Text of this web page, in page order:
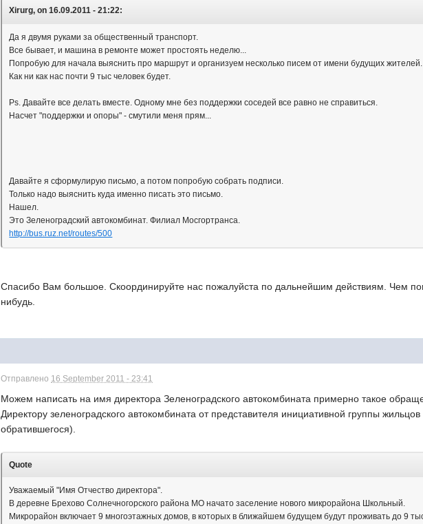
Xirurg, on 16.09.2011 - 21:22:
Да я двумя руками за общественный транспорт.
Все бывает, и машина в ремонте может простоять неделю...
Попробую для начала выяснить про маршрут и организуем несколько писем от имени будущих жителей.
Как ни как нас почти 9 тыс человек будет.
Ps. Давайте все делать вместе. Одному мне без поддержки соседей все равно не справиться.
Насчет "поддержки и опоры" - смутили меня прям...
Давайте я сформулирую письмо, а потом попробую собрать подписи.
Только надо выяснить куда именно писать это письмо.
Нашел.
Это Зеленоградский автокомбинат. Филиал Мосгортранса.
http://bus.ruz.net/routes/500
Спасибо Вам большое. Скоординируйте нас пожалуйста по дальнейшим действиям. Чем
нибудь.
Отправлено 16 September 2011 - 23:41
Можем написать на имя директора Зеленоградского автокомбината примерно такое
Директору зеленоградского автокомбината от представителя инициативной группы
обратившегося).
Quote
Уважаемый "Имя Отчество директора".
В деревне Брехово Солнечногорского района МО начато заселение нового микрорайона Школьный.
Микрорайон включает 9 многоэтажных домов, в которых в ближайшем будущем будут проживать до 9